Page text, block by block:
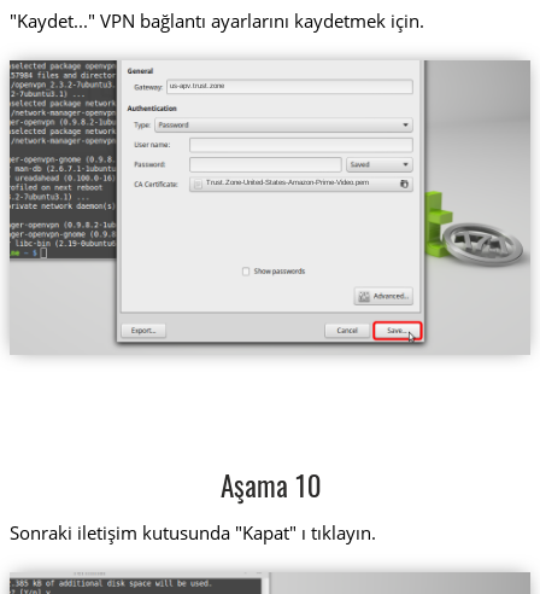
"Kaydet..." VPN bağlantı ayarlarını kaydetmek için.
us-apv.trust.zone
Trust.Zone-United-States-Amazon-Prime-Video.pem
Aşama 10
Sonraki iletişim kutusunda "Kapat" ı tıklayın.